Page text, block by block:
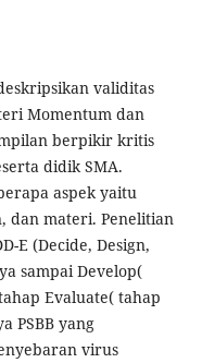
validitas
Momentum dan
berpikir kritis
didik SMA.
aspek yaitu
dan materi. Penelitian
E (Decide, Design,
sampai Develop(
Evaluate( tahap
PSBB yang
virus